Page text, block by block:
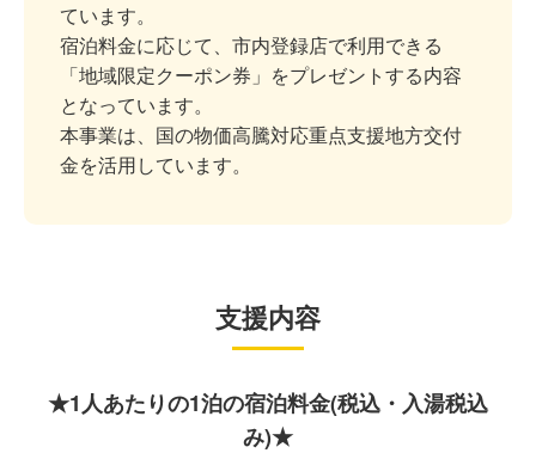
ています。
宿泊料金に応じて、市内登録店で利用できる
「地域限定クーポン券」をプレゼントする内容
となっています。
本事業は、国の物価高騰対応重点支援地方交付
金を活用しています。
支援内容
★1人あたりの1泊の宿泊料金(税込・入湯税込
み)★